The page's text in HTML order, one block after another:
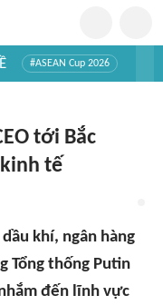
#ASEAN Cup 2026
tới Bắc
tế
khí, ngân hàng
Tổng thống Putin
đến lĩnh vực